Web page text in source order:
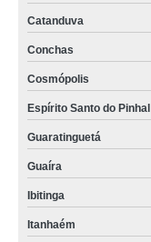
Catanduva
Conchas
Cosmópolis
Espírito Santo do Pinhal
Guaratinguetá
Guaíra
Ibitinga
Itanhaém